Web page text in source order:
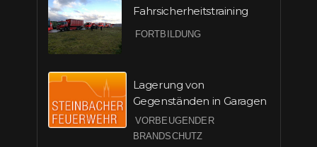
Fahrsicherheitstraining
FORTBILDUNG
Lagerung von
Gegenständen in Garagen
VORBEUGENDER
BRANDSCHUTZ